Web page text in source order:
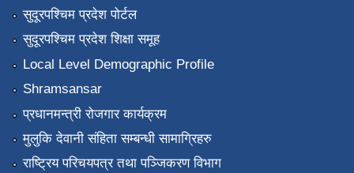
सुदूरपश्चिम प्रदेश पोर्टल
सुदूरपश्चिम प्रदेश शिक्षा समूह
Local Level Demographic Profile
Shramsansar
प्रधानमन्त्री रोजगार कार्यक्रम
मुलुकि देवानी संहिता सम्बन्धी सामाग्रिहरु
राष्ट्रिय परिचयपत्र तथा पञ्जिकरण विभाग